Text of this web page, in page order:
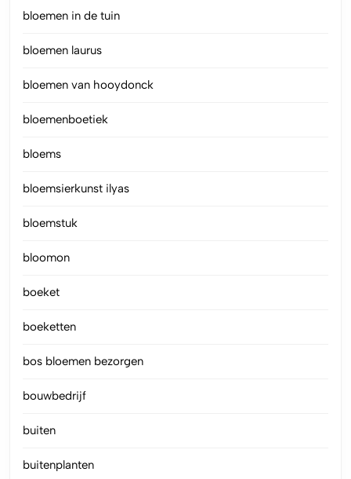
bloemen in de tuin
bloemen laurus
bloemen van hooydonck
bloemenboetiek
bloems
bloemsierkunst ilyas
bloemstuk
bloomon
boeket
boeketten
bos bloemen bezorgen
bouwbedrijf
buiten
buitenplanten